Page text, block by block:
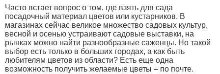
Часто встает вопрос о том, где взять для сада
посадочный материал цветов или кустарников. В
магазинах сейчас великое множество садовых культур,
весной и осенью устраивают садовые выставки, на
рынках можно найти разнообразные саженцы. Но такой
выбор есть только в больших городах, а как быть
любителям цветов из области? Есть еще одна
возможность получить желаемые цветы – по почте.